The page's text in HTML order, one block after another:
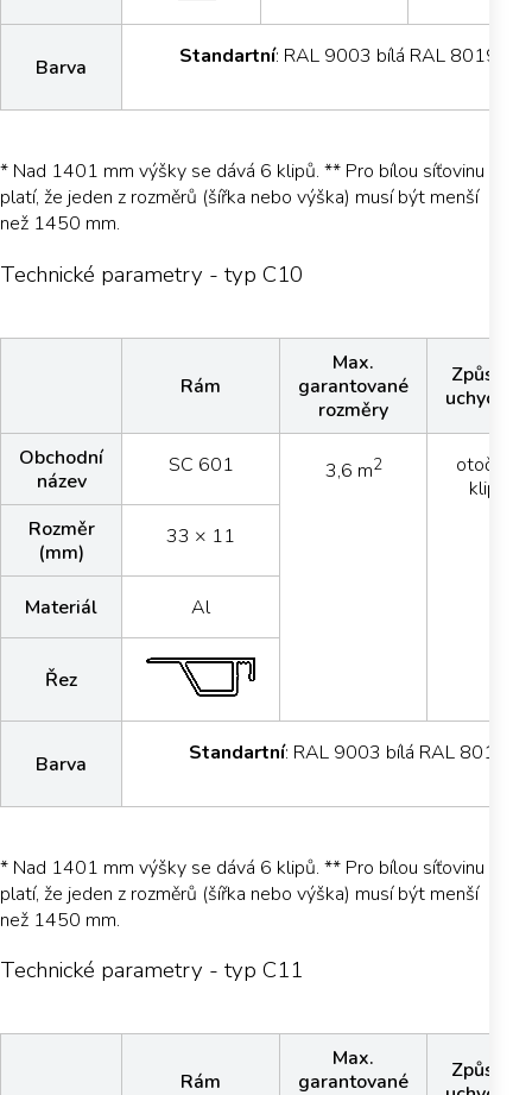
Barva Standartní: RAL 9003 bílá RAL 8019
* Nad 1401 mm výšky se dává 6 klipů. ** Pro bílou síťovinu
platí, že jeden z rozměrů (šířka nebo výška) musí být menší
než 1450 mm.
Technické parametry - typ C10
Rám
Max.
garantované
rozměry
Způsob
uchycení
Obchodní
název
SC 601 3,6 m2
otočný
klip
Rozměr
(mm)
33 × 11
Materiál Al
Řez
Barva Standartní: RAL 9003 bílá RAL 8019
* Nad 1401 mm výšky se dává 6 klipů. ** Pro bílou síťovinu
platí, že jeden z rozměrů (šířka nebo výška) musí být menší
než 1450 mm.
Technické parametry - typ C11
Rám
Max.
garantované
Způsob